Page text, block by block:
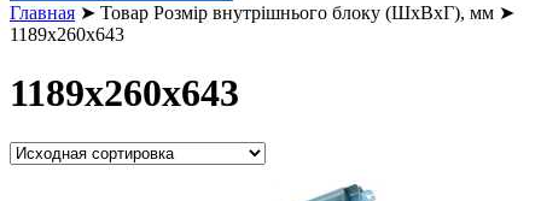
Главная ➤ Товар Розмір внутрішнього блоку (ШхВхГ), мм ➤
1189x260x643
1189x260x643